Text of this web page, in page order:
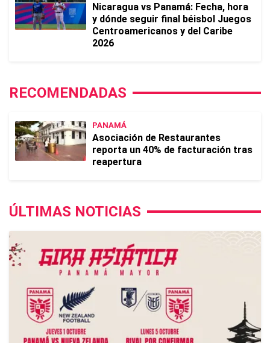
Nicaragua vs Panamá: Fecha, hora
y dónde seguir final béisbol Juegos
Centroamericanos y del Caribe
2026
RECOMENDADAS
PANAMÁ
Asociación de Restaurantes
reporta un 40% de facturación tras
reapertura
ÚLTIMAS NOTICIAS